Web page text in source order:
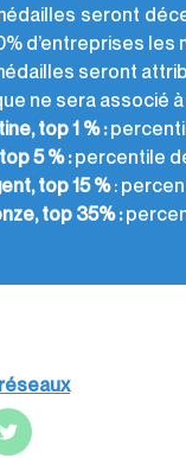
seront
d’entreprises
seront
ne sera associé
top 1 % :
5 % :percentile
top 15 %:
top 35% :